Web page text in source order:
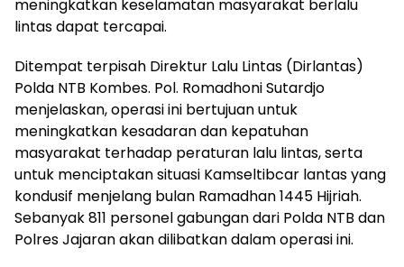
meningkatkan keselamatan masyarakat berlalu
lintas dapat tercapai.
Ditempat terpisah Direktur Lalu Lintas (Dirlantas)
Polda NTB Kombes. Pol. Romadhoni Sutardjo
menjelaskan, operasi ini bertujuan untuk
meningkatkan kesadaran dan kepatuhan
masyarakat terhadap peraturan lalu lintas, serta
untuk menciptakan situasi Kamseltibcar lantas yang
kondusif menjelang bulan Ramadhan 1445 Hijriah.
Sebanyak 811 personel gabungan dari Polda NTB dan
Polres Jajaran akan dilibatkan dalam operasi ini.